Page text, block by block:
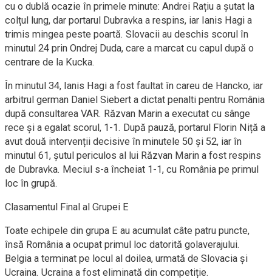
cu o dublă ocazie în primele minute: Andrei Rațiu a șutat la
colțul lung, dar portarul Dubravka a respins, iar Ianis Hagi a
trimis mingea peste poartă. Slovacii au deschis scorul în
minutul 24 prin Ondrej Duda, care a marcat cu capul după o
centrare de la Kucka.
În minutul 34, Ianis Hagi a fost faultat în careu de Hancko, iar
arbitrul german Daniel Siebert a dictat penalti pentru România
după consultarea VAR. Răzvan Marin a executat cu sânge
rece și a egalat scorul, 1-1. După pauză, portarul Florin Niță a
avut două intervenții decisive în minutele 50 și 52, iar în
minutul 61, șutul periculos al lui Răzvan Marin a fost respins
de Dubravka. Meciul s-a încheiat 1-1, cu România pe primul
loc în grupă.
Clasamentul Final al Grupei E
Toate echipele din grupa E au acumulat câte patru puncte,
însă România a ocupat primul loc datorită golaverajului.
Belgia a terminat pe locul al doilea, urmată de Slovacia și
Ucraina. Ucraina a fost eliminată din competiție.